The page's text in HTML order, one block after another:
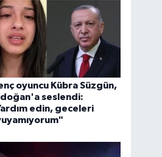
oyuncu Kübra Süzgün,
seslendi:
edin, geceleri